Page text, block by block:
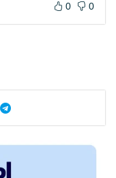
0 0